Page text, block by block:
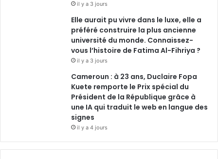
il y a 3 jours
Elle aurait pu vivre dans le luxe, elle a
préféré construire la plus ancienne
université du monde. Connaissez-
vous l’histoire de Fatima Al-Fihriya ?
il y a 3 jours
Cameroun : à 23 ans, Duclaire Fopa
Kuete remporte le Prix spécial du
Président de la République grâce à
une IA qui traduit le web en langue des
signes
il y a 4 jours